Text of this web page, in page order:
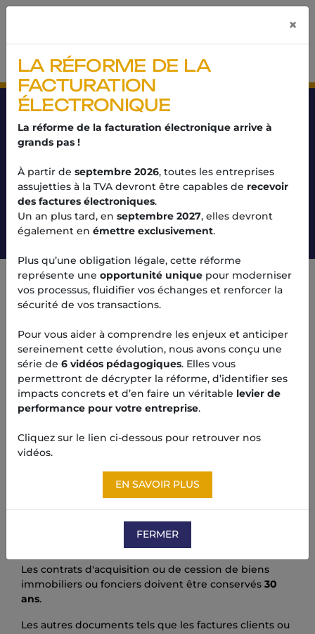
CONSERVATION DES
DOCUMENTS ET DONNÉES
INFORMATIQUES
Conservation des documents et données
informatiques
LES DURÉES LÉGALES DE
DOCUMENTS –
CONSERVATION DES
DONNÉES INFORMATIQUES
commerciaux
Les contrats conclus dans le cadre d'une relation
commerciale, les documents bancaires et les
documents établis pour le transport de marchandise
doivent être conservés pendant5 ans
Les déclarations en douane doivent être conservées
Les contrats d'acquisition ou de cession de biens
immobiliers ou fonciers doivent être conservés 30
ans.
Les autres documents tels que les factures clients ou
×
LA RÉFORME DE LA
FACTURATION
ÉLECTRONIQUE
La réforme de la facturation électronique arrive à
grands pas !
À partir de septembre 2026, toutes les entreprises
assujetties à la TVA devront être capables de recevoir
des factures électroniques.
Un an plus tard, en septembre 2027, elles devront
également en émettre exclusivement.
Plus qu’une obligation légale, cette réforme
représente une opportunité unique pour moderniser
vos processus, fluidifier vos échanges et renforcer la
sécurité de vos transactions.
Pour vous aider à comprendre les enjeux et anticiper
sereinement cette évolution, nous avons conçu une
série de 6 vidéos pédagogiques. Elles vous
permettront de décrypter la réforme, d’identifier ses
impacts concrets et d’en faire un véritable levier de
performance pour votre entreprise.
Cliquez sur le lien ci-dessous pour retrouver nos
vidéos.
EN SAVOIR PLUS
FERMER
Panneau de gestion des cookies